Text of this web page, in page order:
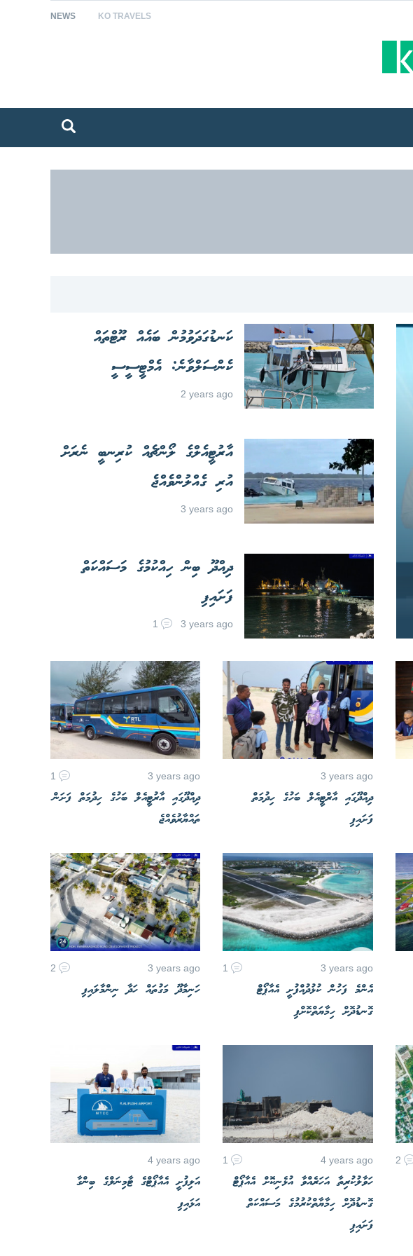
NEWS KO TRAVELS
ކަނޑުގަދަވުމުން ބައެއް ރޫޓްތައް
ކެންސަލްވާނެ: އެމްޓީސީސީ
2 years ago
އާރުޓީއެލްގެ ލޯންޗެއް ކުރިނބީ ނެރަށް
އުރި ގެއްލުންވެއްޖެ
3 years ago
ދިއްދޫ ބިން ހިއްކުމުގެ މަސައްކަތް
ފަށައިފި
3 years ago
1
3 years ago
ދިއްދޫގައި އާރްޓީއެލް ބަހުގެ ހިދުމަތް
ފަށައިފި
3 years ago
1
ދިއްދޫގައި އާރުޓީއެލް ބަހުގެ ހިދުމަތް ފަށަން
ތައްޔާރުވެއްޖެ
3 years ago
1
އެންމެ ފަހުން ކުޅުދުއްފުށީ އެއާޕޯޓް
ގޮނޑުދޮށް ހިމާޔަތްކޮށްފި
3 years ago
2
ހަނިމާދޫ މަގުތައް ހަދާ ނިންމާލައިފި
2
4 years ago
1
ހަވާލުކުރިތާ އަހަރެއްވާ އުޅެނިކޮށް އެއާޕޯޓް
ގޮނޑުދޮށް ހިމާޔާތްކުރުމުގެ މަސައްކަތް
ފަށައިފި
4 years ago
އަލިފުށީ އެއާޕޯޓްގެ ޓާމިނަލްގެ ބިންގާ
އަޅައިފި